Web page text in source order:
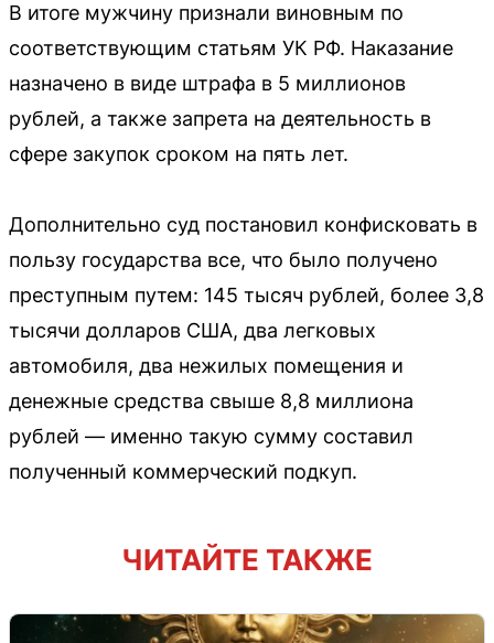
В итоге мужчину признали виновным по
соответствующим статьям УК РФ. Наказание
назначено в виде штрафа в 5 миллионов
рублей, а также запрета на деятельность в
сфере закупок сроком на пять лет.
Дополнительно суд постановил конфисковать в
пользу государства все, что было получено
преступным путем: 145 тысяч рублей, более 3,8
тысячи долларов США, два легковых
автомобиля, два нежилых помещения и
денежные средства свыше 8,8 миллиона
рублей — именно такую сумму составил
полученный коммерческий подкуп.
ЧИТАЙТЕ ТАКЖЕ